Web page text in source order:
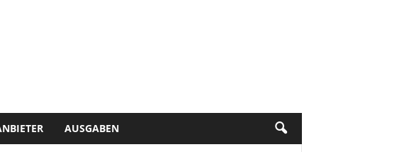
AUSGABEN